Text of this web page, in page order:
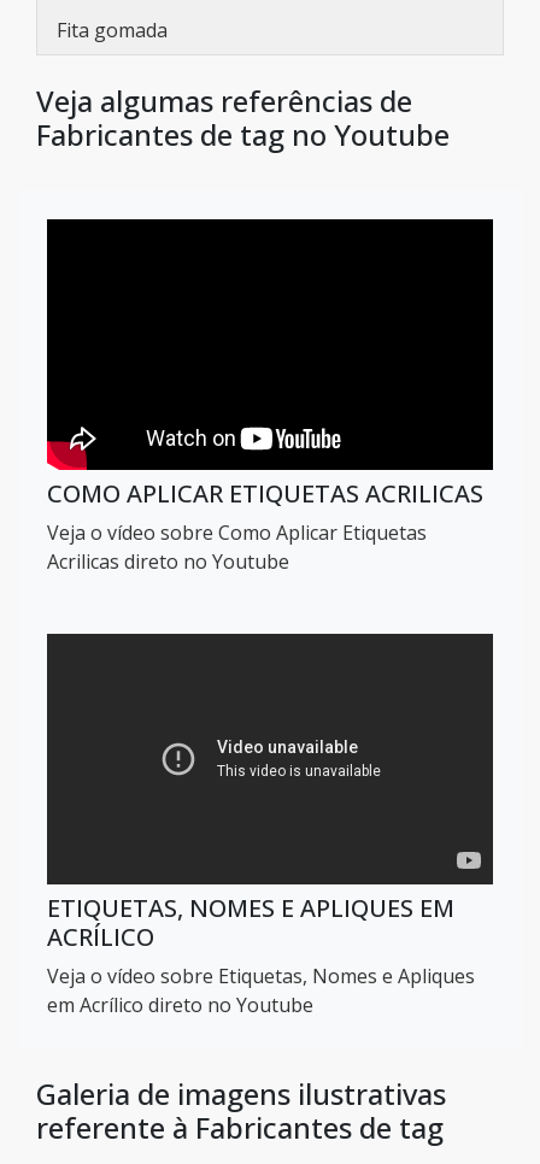
Fita gomada
Veja algumas referências de
Fabricantes de tag no Youtube
COMO APLICAR ETIQUETAS ACRILICAS
Veja o vídeo sobre Como Aplicar Etiquetas
Acrilicas direto no Youtube
ETIQUETAS, NOMES E APLIQUES EM
ACRÍLICO
Veja o vídeo sobre Etiquetas, Nomes e Apliques
em Acrílico direto no Youtube
Galeria de imagens ilustrativas
referente à Fabricantes de tag